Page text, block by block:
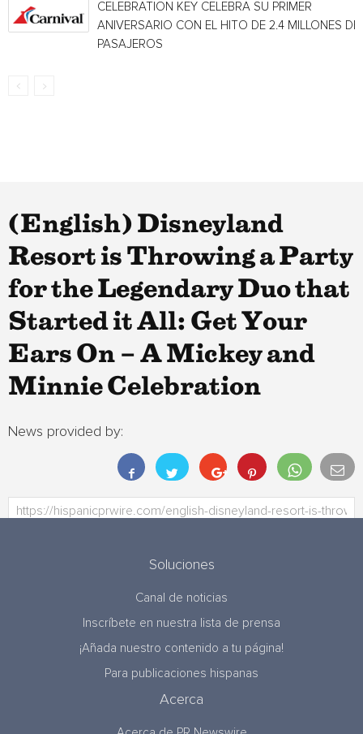
CELEBRATION KEY CELEBRA SU PRIMER
ANIVERSARIO CON EL HITO DE 2.4 MILLONES DE
PASAJEROS
(English) Disneyland
Resort is Throwing a Party
for the Legendary Duo that
Started it All: Get Your
Ears On – A Mickey and
Minnie Celebration
News provided by:
Soluciones
Canal de noticias
Inscríbete en nuestra lista de prensa
¡Añada nuestro contenido a tu página!
Para publicaciones hispanas
Acerca